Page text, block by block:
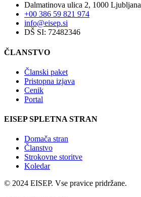
Dalmatinova ulica 2, 1000 Ljubljana
+00 386 59 821 974
info@eisep.si
DŠ SI: 72482346
ČLANSTVO
Članski paket
Pristopna izjava
Cenik
Portal
EISEP SPLETNA STRAN
Domača stran
Članstvo
Strokovne storitve
Koledar
© 2024 EISEP. Vse pravice pridržane.